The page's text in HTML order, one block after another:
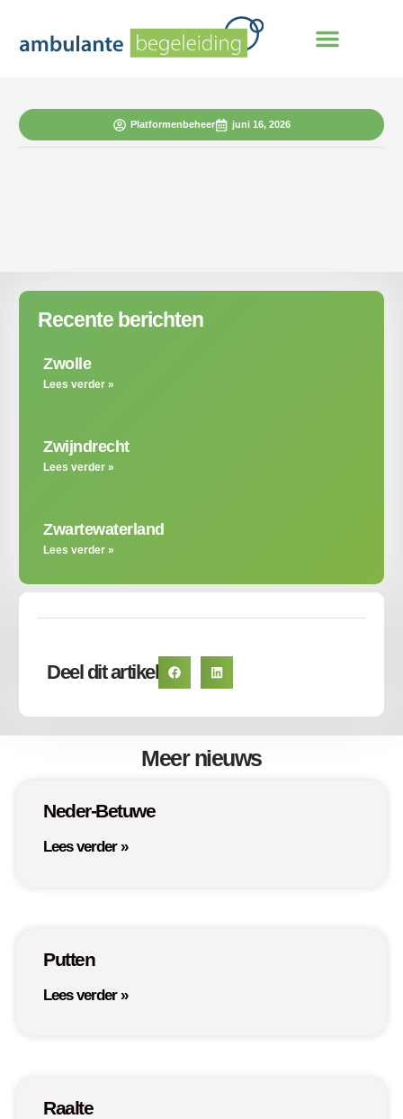
Platformenbeheer juni 16, 2026
Deel dit artikel
Recente berichten
Zwolle
Lees verder »
Zwijndrecht
Lees verder »
Zwartewaterland
Lees verder »
Meer nieuws
Neder-Betuwe
Lees verder »
Putten
Lees verder »
Raalte